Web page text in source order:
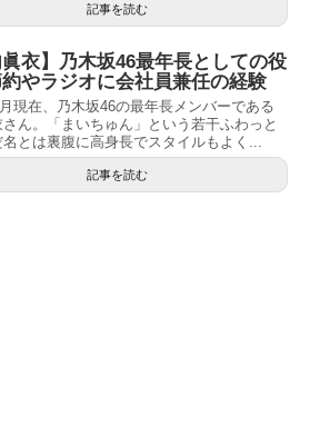
記事を読む
眞衣】乃木坂46最年長としての役
やラジオに会社員兼任の経験
現在、乃木坂46の最年長メンバーである
さん。「まいちゅん」という若干ふわっと
名とは裏腹に高身長でスタイルもよく...
記事を読む